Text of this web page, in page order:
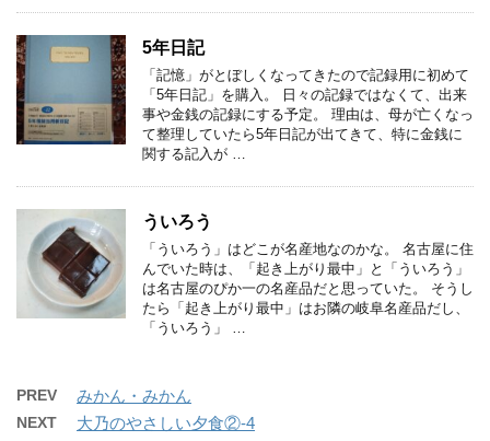
5年日記
「記憶」がとぼしくなってきたので記録用に初めて
「5年日記」を購入。 日々の記録ではなくて、出来
事や金銭の記録にする予定。 理由は、母が亡くなっ
て整理していたら5年日記が出てきて、特に金銭に
関する記入が …
ういろう
「ういろう」はどこが名産地なのかな。 名古屋に住
んでいた時は、「起き上がり最中」と「ういろう」
は名古屋のぴか一の名産品だと思っていた。 そうし
たら「起き上がり最中」はお隣の岐阜名産品だし、
「ういろう」 …
PREV みかん・みかん
NEXT 大乃のやさしい夕食②-4